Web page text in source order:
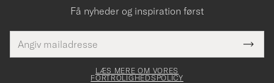
Få nyheder og inspiration først
mailadresse
skal
Tack
för
LÆS MERE OM VORES
FORTROLIGHEDSPOLICY